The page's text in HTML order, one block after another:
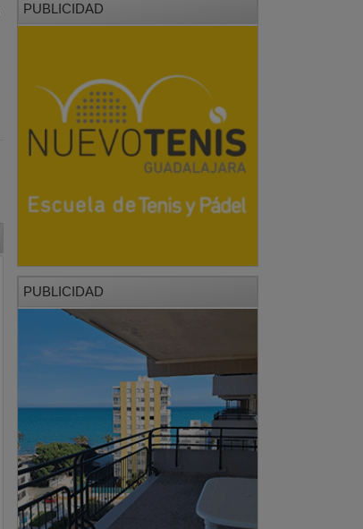
PUBLICIDAD
PUBLICIDAD